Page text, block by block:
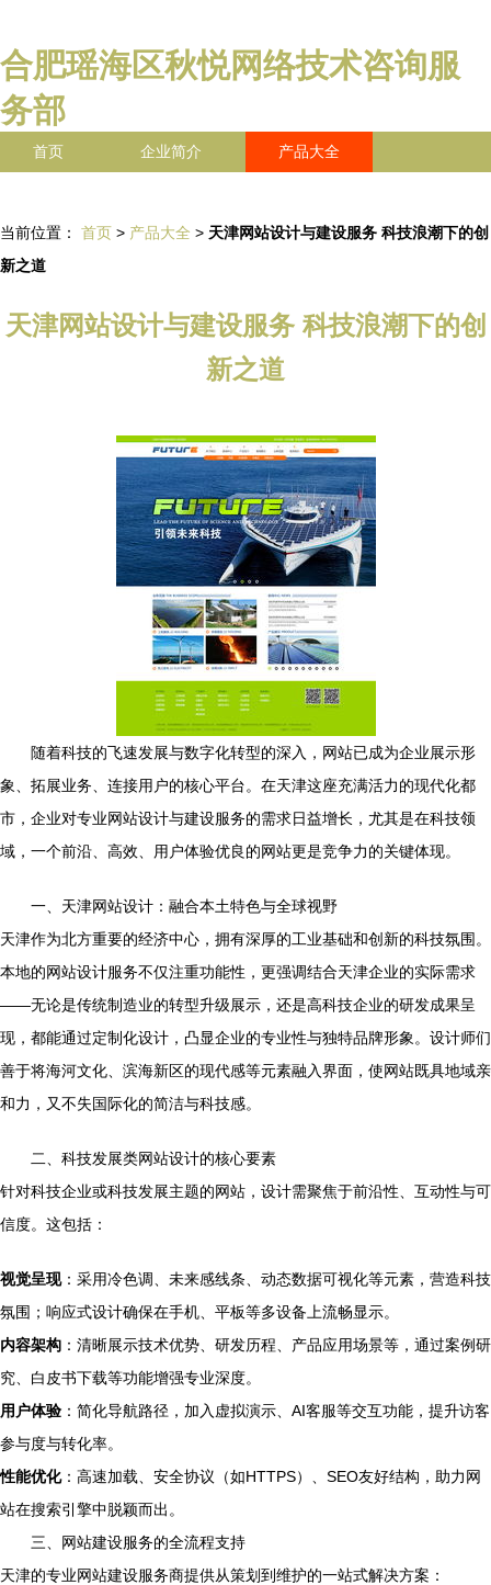
合肥瑶海区秋悦网络技术咨询服
务部
首页 企业简介 产品大全
当前位置： 首页 > 产品大全 > 天津网站设计与建设服务 科技浪潮下的创
新之道
天津网站设计与建设服务 科技浪潮下的创
新之道
随着科技的飞速发展与数字化转型的深入，网站已成为企业展示形
象、拓展业务、连接用户的核心平台。在天津这座充满活力的现代化都
市，企业对专业网站设计与建设服务的需求日益增长，尤其是在科技领
域，一个前沿、高效、用户体验优良的网站更是竞争力的关键体现。
一、天津网站设计：融合本土特色与全球视野
天津作为北方重要的经济中心，拥有深厚的工业基础和创新的科技氛围。
本地的网站设计服务不仅注重功能性，更强调结合天津企业的实际需求
——无论是传统制造业的转型升级展示，还是高科技企业的研发成果呈
现，都能通过定制化设计，凸显企业的专业性与独特品牌形象。设计师们
善于将海河文化、滨海新区的现代感等元素融入界面，使网站既具地域亲
和力，又不失国际化的简洁与科技感。
二、科技发展类网站设计的核心要素
针对科技企业或科技发展主题的网站，设计需聚焦于前沿性、互动性与可
信度。这包括：
视觉呈现：采用冷色调、未来感线条、动态数据可视化等元素，营造科技
氛围；响应式设计确保在手机、平板等多设备上流畅显示。
内容架构 ：清晰展示技术优势、研发历程、产品应用场景等，通过案例研
究、白皮书下载等功能增强专业深度。
用户体验 ：简化导航路径，加入虚拟演示、AI客服等交互功能，提升访客
参与度与转化率。
性能优化：高速加载、安全协议（如HTTPS）、SEO友好结构，助力网
站在搜索引擎中脱颖而出。
三、网站建设服务的全流程支持
天津的专业网站建设服务商提供从策划到维护的一站式解决方案：